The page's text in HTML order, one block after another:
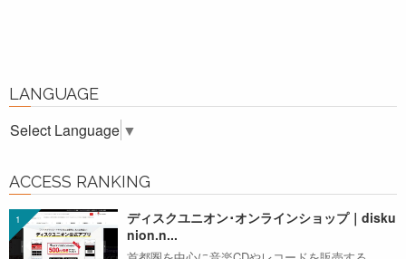
LANGUAGE
Select Language ▼
ACCESS RANKING
ディスクユニオン･オンラインショップ｜disku
nion.n...